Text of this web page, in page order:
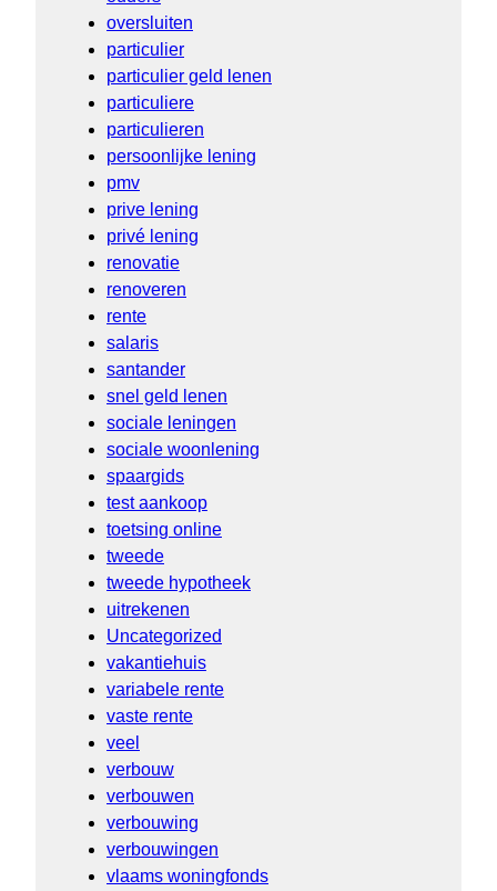
oversluiten
particulier
particulier geld lenen
particuliere
particulieren
persoonlijke lening
pmv
prive lening
privé lening
renovatie
renoveren
rente
salaris
santander
snel geld lenen
sociale leningen
sociale woonlening
spaargids
test aankoop
toetsing online
tweede
tweede hypotheek
uitrekenen
Uncategorized
vakantiehuis
variabele rente
vaste rente
veel
verbouw
verbouwen
verbouwing
verbouwingen
vlaams woningfonds